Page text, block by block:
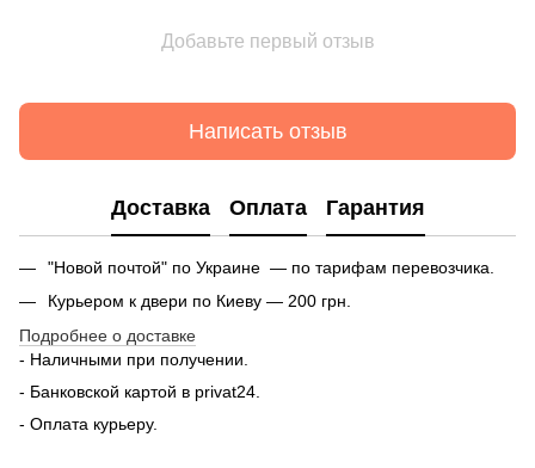
Добавьте первый отзыв
Написать отзыв
Доставка Оплата Гарантия
"Новой почтой" по Украине — по тарифам перевозчика.
Курьером к двери по Киеву — 200 грн.
Подробнее о доставке
- Наличными при получении.
- Банковской картой в privat24.
- Оплата курьеру.